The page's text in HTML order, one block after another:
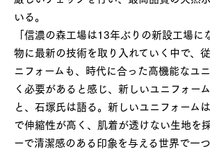
いる。
「信濃の森工場は13年ぶりの新設工場に
物に最新の技術を取り入れていく中で、
ニフォームも、時代に合った高機能なユ
く必要があると感じ、新しいユニフォー
と、石塚氏は語る。新しいユニフォーム
で伸縮性が高く、肌着が透けない生地を
ーで清潔感のある印象を与える世界で一